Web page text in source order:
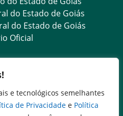
e tecnológicos semelhantes
de Privacidade e Política
do Estado de Goiás
do Estado de Goiás
Oficial
e Ouvidoria
(Presencial)